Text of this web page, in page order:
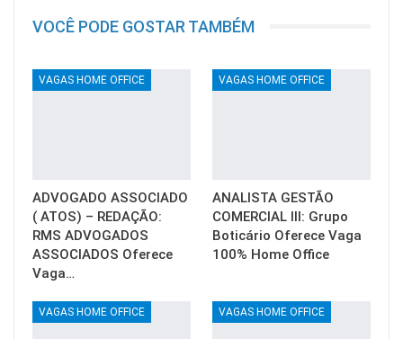
VOCÊ PODE GOSTAR TAMBÉM
VAGAS HOME OFFICE
ADVOGADO ASSOCIADO
( ATOS) – REDAÇÃO:
RMS ADVOGADOS
ASSOCIADOS Oferece
Vaga…
VAGAS HOME OFFICE
ANALISTA GESTÃO
COMERCIAL III: Grupo
Boticário Oferece Vaga
100% Home Office
VAGAS HOME OFFICE VAGAS HOME OFFICE